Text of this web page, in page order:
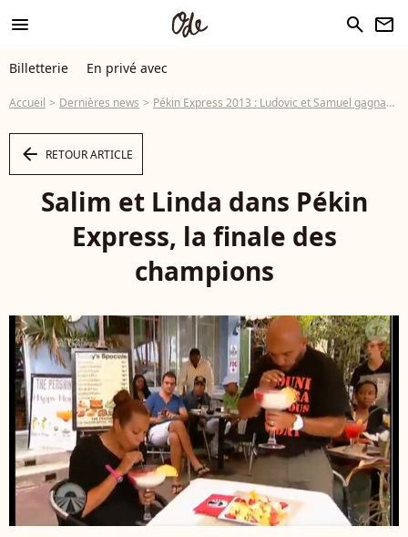
menu search newsletter
Billetterie En privé avec
Accueil Dernières news Pékin Express 2013 : Ludovic et Samuel gagnants de la finale des champions
arrow_left RETOUR ARTICLE
Salim et Linda dans Pékin
Express, la finale des
champions